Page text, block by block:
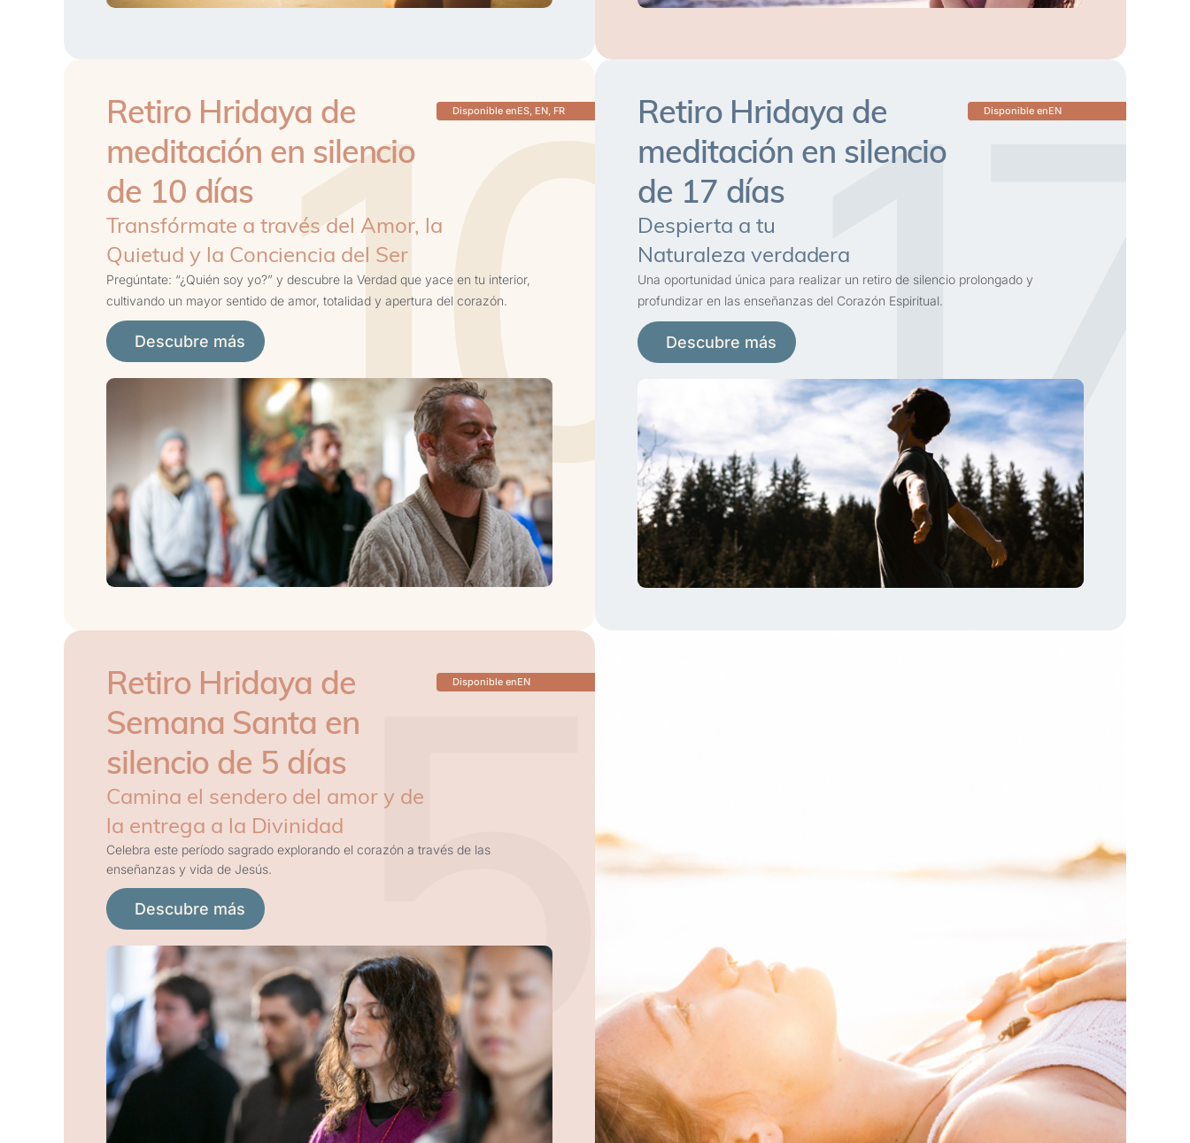
Disponible enES, EN, FR
10
Retiro Hridaya de
meditación en silencio
de 10 días
Transfórmate a través del Amor, la
Quietud y la Conciencia del Ser
Pregúntate: “¿Quién soy yo?” y descubre la Verdad que yace en tu interior,
cultivando un mayor sentido de amor, totalidad y apertura del corazón.
Descubre más
Disponible enEN
17
Retiro Hridaya de
meditación en silencio
de 17 días
Despierta a tu
Naturaleza verdadera
Una oportunidad única para realizar un retiro de silencio prolongado y
profundizar en las enseñanzas del Corazón Espiritual.
Descubre más
Disponible enEN
5
Retiro Hridaya de
Semana Santa en
silencio de 5 días
Camina el sendero del amor y de
la entrega a la Divinidad
Celebra este período sagrado explorando el corazón a través de las
enseñanzas y vida de Jesús.
Descubre más